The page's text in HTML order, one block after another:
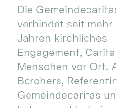
Die
verbindet seit mehr
Jahren kirchliches
Engagement,
Menschen vor Ort.
Borchers,
Gemeindecaritas